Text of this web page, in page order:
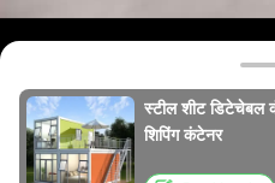
स्टील शीट डिटेचेबल
शिपिंग कंटेनर